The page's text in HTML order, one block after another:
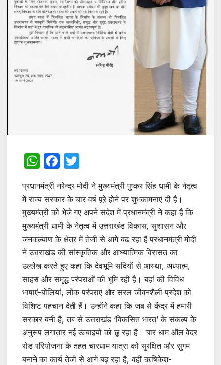
W
h
at
s
A
p
p
F
a
c
e
b
o
o
k
w
itt
er
प्रधानमंत्री नरेन्द्र मोदी ने मुख्यमंत्री पुष्कर सिंह धामी के नेतृत्व
में राज्य सरकार के चार वर्ष पूरे होने पर शुभकामनाएं दी हैं।
मुख्यमंत्री को भेजे गए अपने संदेश में प्रधानमंत्री ने कहा है कि
मुख्यमंत्री धामी के नेतृत्व में उत्तराखंड विकास, सुशासन और
जनकल्याण के क्षेत्र में तेजी से आगे बढ़ रहा है प्रधानमंत्री मोदी
ने उत्तराखंड की सांस्कृतिक और आध्यात्मिक विरासत का
उल्लेख करते हुए कहा कि देवभूमि सदियों से आस्था, अध्यात्म,
साहस और समृद्ध परंपराओं की भूमि रही है। यहां की विविध
भाषाएं-बोलियां, लोक परंपराएं और सरल जीवनशैली प्रदेश को
विशिष्ट पहचान देती हैं। उन्होंने कहा कि जब से केंद्र में हमारी
सरकार बनी है, तब से उत्तराखंड ‘विकसित भारत’ के संकल्प के
अनुरूप लगातार नई ऊंचाइयों को छू रहा है। चार धाम ऑल वेदर
रोड परियोजना के तहत चारधाम यात्रा को सुरक्षित और सुगम
बनाने का कार्य तेजी से आगे बढ़ रहा है, वहीं ऋषिकेश-